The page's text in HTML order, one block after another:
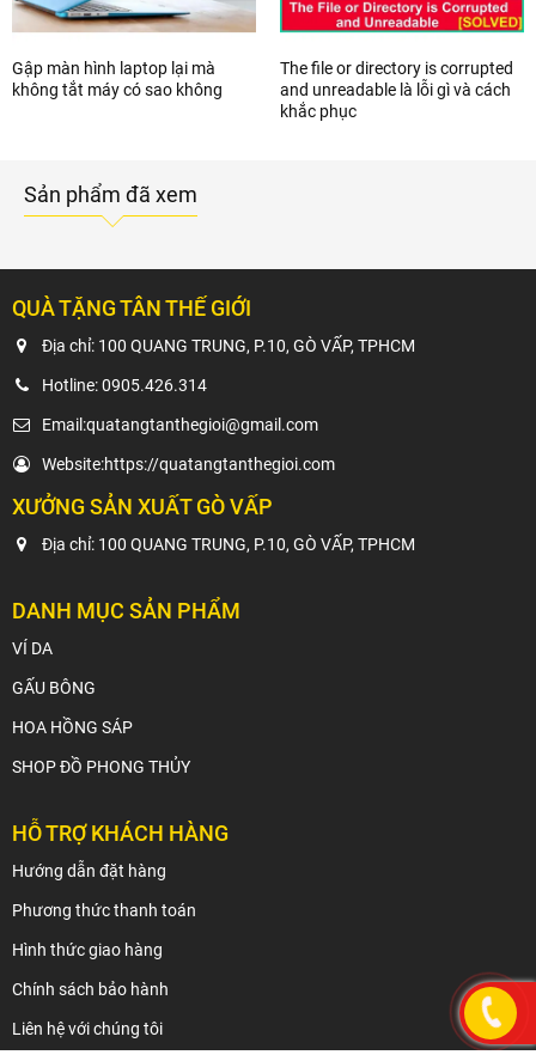
Gập màn hình laptop lại mà
không tắt máy có sao không
The file or directory is corrupted
and unreadable là lỗi gì và cách
khắc phục
Sản phẩm đã xem
QUÀ TẶNG TÂN THẾ GIỚI
Địa chỉ: 100 QUANG TRUNG, P.10, GÒ VẤP, TPHCM
Hotline:0905.426.314
Email:quatangtanthegioi@gmail.com
Website:https://quatangtanthegioi.com
XƯỞNG SẢN XUẤT GÒ VẤP
Địa chỉ: 100 QUANG TRUNG, P.10, GÒ VẤP, TPHCM
DANH MỤC SẢN PHẨM
VÍ DA
GẤU BÔNG
HOA HỒNG SÁP
SHOP ĐỒ PHONG THỦY
HỖ TRỢ KHÁCH HÀNG
Hướng dẫn đặt hàng
Phương thức thanh toán
Hình thức giao hàng
Chính sách bảo hành
Liên hệ với chúng tôi